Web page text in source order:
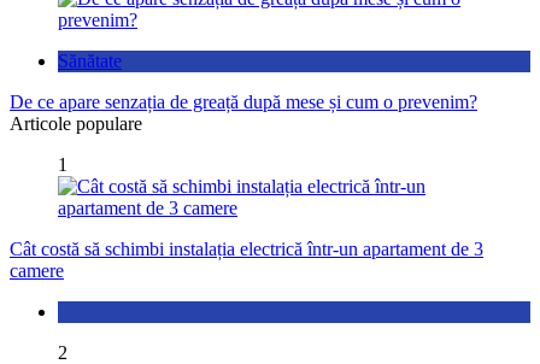
Sănătate
De ce apare senzația de greață după mese și cum o prevenim?
Articole populare
1
Cât costă să schimbi instalația electrică într-un apartament de 3
camere
2